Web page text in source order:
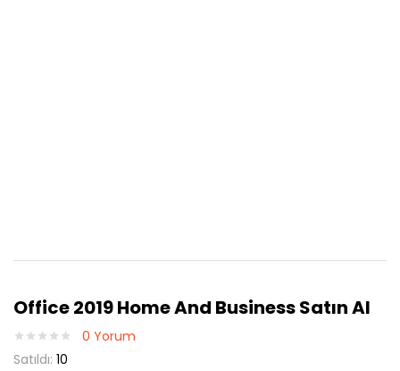
Office 2019 Home And Business Satın Al
0 Yorum
Satıldı: 10